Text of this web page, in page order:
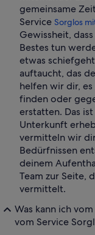
gemeinsame
Service Sorglos
Gewissheit,
Bestes tun
etwas
auftaucht, das
helfen wir dir,
finden oder
erstatten. Das
Unterkunft
vermitteln wir
Bedürfnissen
deinem
Team zur Seite,
vermittelt.
Was kann ich
vom Service